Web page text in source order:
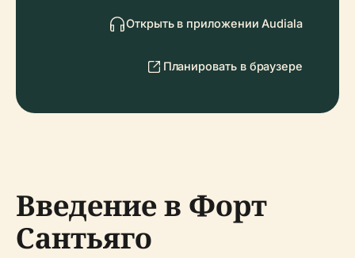
Открыть в приложении Audiala
Планировать в браузере
Введение в Форт
Сантьяго